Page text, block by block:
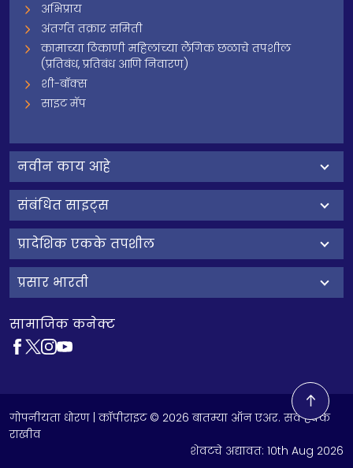
अभिप्राय
अंतर्गत तक्रार समिती
कामाच्या ठिकाणी महिलांच्या लैंगिक छळाचे तपशील
(प्रतिबंध, प्रतिबंध आणि निवारण)
शी-बॉक्स
साइट मॅप
नवीन काय आहे
संबंधित साइट्स
प्रादेशिक एकके तपशील
प्रसार भारती
सामाजिक कनेक्ट
गोपनीयता धोरण | कॉपीराइट © 2026 बातम्या ऑन एअर. सर्व हक्क
राखीव
शेवटचे अद्यावत: 10th Aug 2026